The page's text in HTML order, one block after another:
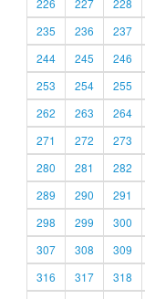
226
227 228
235
236 237
244
245 246
253
254 255
262
263 264
271
272 273
280
281 282
289
290 291
298
299 300
307
308 309
316
317 318